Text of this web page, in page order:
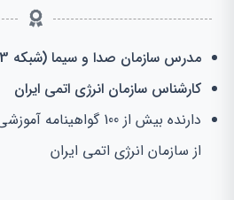
مدرس سازمان صدا و سیما (شبکه 3 و 7)
کارشناس سازمان انرژی اتمی ایران
دارنده بیش از 100
از سازمان انرژی